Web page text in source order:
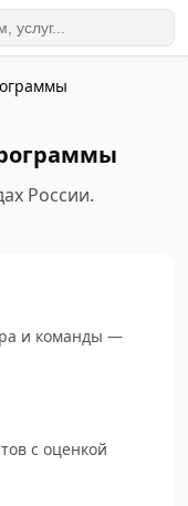
России.
и команды —
с оценкой